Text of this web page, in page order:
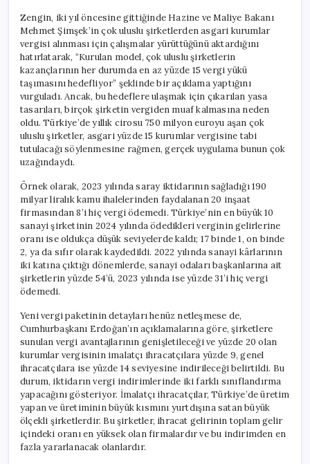
Zengin, iki yıl öncesine gittiğinde Hazine ve Maliye Bakanı
Mehmet Şimşek’in çok uluslu şirketlerden asgari kurumlar
vergisi alınması için çalışmalar yürüttüğünü aktardığını
hatırlatarak, “Kurulan model, çok uluslu şirketlerin
kazançlarının her durumda en az yüzde 15 vergi yükü
taşımasını hedefliyor” şeklinde bir açıklama yaptığını
vurguladı. Ancak, bu hedeflere ulaşmak için çıkarılan yasa
tasarıları, birçok şirketin vergiden muaf kalmasına neden
oldu. Türkiye’de yıllık cirosu 750 milyon euroyu aşan çok
uluslu şirketler, asgari yüzde 15 kurumlar vergisine tabi
tutulacağı söylenmesine rağmen, gerçek uygulama bunun çok
uzağındaydı.
Örnek olarak, 2023 yılında saray iktidarının sağladığı 190
milyar liralık kamu ihalelerinden faydalanan 20 inşaat
firmasından 8’i hiç vergi ödemedi. Türkiye’nin en büyük 10
sanayi şirketinin 2024 yılında ödedikleri verginin gelirlerine
oranı ise oldukça düşük seviyelerde kaldı; 17 binde 1, on binde
2, ya da sıfır olarak kaydedildi. 2022 yılında sanayi kârlarının
iki katına çıktığı dönemlerde, sanayi odaları başkanlarına ait
şirketlerin yüzde 54’ü, 2023 yılında ise yüzde 31’i hiç vergi
ödemedi.
Yeni vergi paketinin detayları henüz netleşmese de,
Cumhurbaşkanı Erdoğan’ın açıklamalarına göre, şirketlere
sunulan vergi avantajlarının genişletileceği ve yüzde 20 olan
kurumlar vergisinin imalatçı ihracatçılara yüzde 9, genel
ihracatçılara ise yüzde 14 seviyesine indirileceği belirtildi. Bu
durum, iktidarın vergi indirimlerinde iki farklı sınıflandırma
yapacağını gösteriyor. İmalatçı ihracatçılar, Türkiye’de üretim
yapan ve üretiminin büyük kısmını yurtdışına satan büyük
ölçekli şirketlerdir. Bu şirketler, ihracat gelirinin toplam gelir
içindeki oranı en yüksek olan firmalardır ve bu indirimden en
fazla yararlanacak olanlardır.